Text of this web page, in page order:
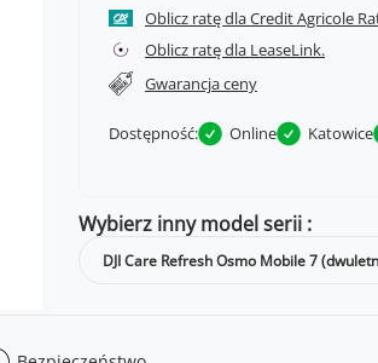
Wybierz inny model serii
DJI Care Refresh Osmo Mobile 7
Oblicz ratę dla Credit Agricole
Oblicz ratę dla LeaseLink.
Gwarancja ceny
Dostępność: Online Katowice